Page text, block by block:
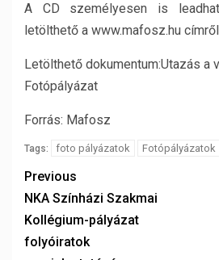
A CD személyesen is
letölthető a www.mafosz.hu
Letölthető dokumentum:Utazás a
Fotópályázat
Forrás: Mafosz
Tags: foto pályázatok Fotópályázatok
Previous
NKA Színházi Szakmai
Kollégium-pályázat
folyóiratok